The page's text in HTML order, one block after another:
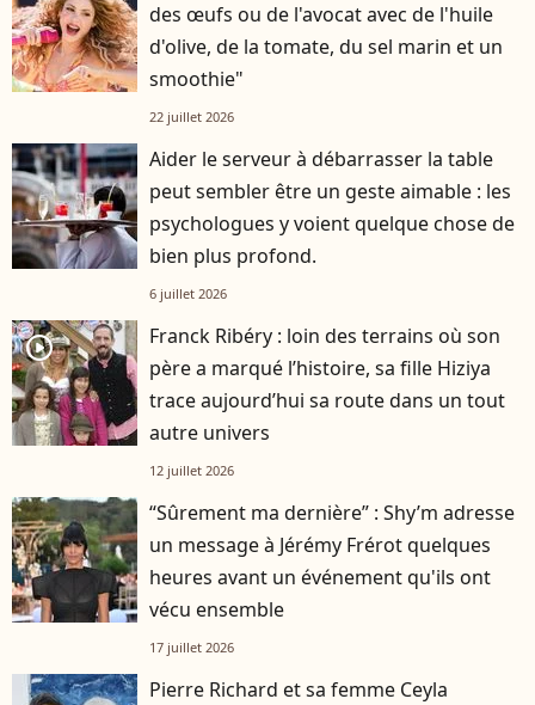
des œufs ou de l'avocat avec de l'huile
d'olive, de la tomate, du sel marin et un
smoothie"
22 juillet 2026
Aider le serveur à débarrasser la table
peut sembler être un geste aimable : les
psychologues y voient quelque chose de
bien plus profond.
6 juillet 2026
player2
Franck Ribéry : loin des terrains où son
père a marqué l’histoire, sa fille Hiziya
trace aujourd’hui sa route dans un tout
autre univers
12 juillet 2026
“Sûrement ma dernière” : Shy’m adresse
un message à Jérémy Frérot quelques
heures avant un événement qu'ils ont
vécu ensemble
17 juillet 2026
Pierre Richard et sa femme Ceyla